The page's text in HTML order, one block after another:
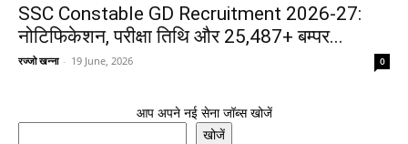
SSC Constable GD Recruitment 2026-27:
नोटिफिकेशन, परीक्षा तिथि और 25,487+ बम्पर...
रज्जो खन्ना - 19 June, 2026 0
आप अपने नई सेना जॉब्स खोजें
खोजें